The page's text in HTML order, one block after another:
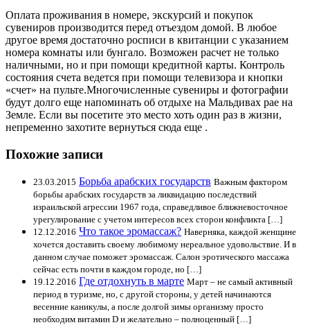
Оплата проживания в номере, экскурсий и покупок
сувениров производится перед отъездом домой. В любое
другое время достаточно росписи в квитанции с указанием
номера комнаты или бунгало. Возможен расчет не только
наличными, но и при помощи кредитной карты. Контроль
состояния счета ведется при помощи телевизора и кнопки
«счет» на пульте.Многочисленные сувениры и фотографии
будут долго еще напоминать об отдыхе на Мальдивах рае на
Земле. Если вы посетите это место хоть один раз в жизни,
непременно захотите вернуться сюда еще .
Похожие записи
23.03.2015 Борьба арабских государств Важным фактором
борьбы арабских государств за ликвидацию последствий
израильской агрессии 1967 года, справедливое ближневосточное
урегулирование с учетом интересов всех сторон конфликта […]
12.12.2016 Что такое эромассаж? Наверняка, каждой женщине
хочется доставить своему любимому нереальное удовольствие. И в
данном случае поможет эромассаж. Салон эротического массажа
сейчас есть почти в каждом городе, но […]
19.12.2016 Где отдохнуть в марте Март – не самый активный
период в туризме, но, с другой стороны, у детей начинаются
весенние каникулы, а после долгой зимы организму просто
необходим витамин D и желательно – полноценный […]